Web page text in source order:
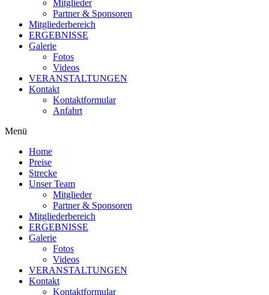
Mitglieder
Partner & Sponsoren
Mitgliederbereich
ERGEBNISSE
Galerie
Fotos
Videos
VERANSTALTUNGEN
Kontakt
Kontaktformular
Anfahrt
Menü
Home
Preise
Strecke
Unser Team
Mitglieder
Partner & Sponsoren
Mitgliederbereich
ERGEBNISSE
Galerie
Fotos
Videos
VERANSTALTUNGEN
Kontakt
Kontaktformular